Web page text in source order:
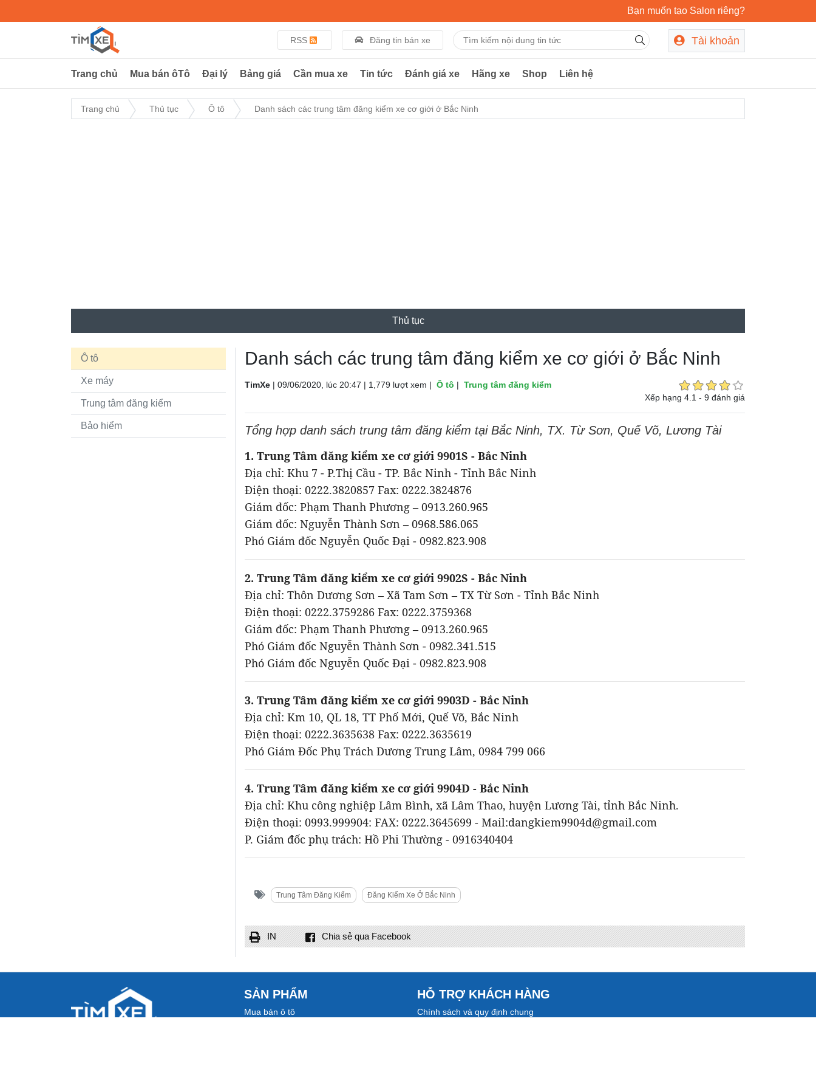
Bạn muốn tạo Salon riêng?
RSS Đăng tin bán xe Tài khoản
Trang chủ Mua bán ôTô Đại lý Bảng giá Cần mua xe Tin tức Đánh giá xe Hãng xe Shop Liên hệ
Trang chủ Thủ tục Ô tô Danh sách các trung tâm đăng kiểm xe cơ giới ở Bắc Ninh
Thủ tục
Ô tô
Xe máy
Trung tâm đăng kiểm
Bảo hiểm
Danh sách các trung tâm đăng kiểm xe cơ giới ở Bắc Ninh
TimXe | 09/06/2020, lúc 20:47 | 1,779 lượt xem | Ô tô | Trung tâm đăng kiểm
Xếp hạng 4.1 - 9 đánh giá
Tổng hợp danh sách trung tâm đăng kiểm tại Bắc Ninh, TX. Từ Sơn, Quế Võ, Lương Tài
1. Trung Tâm đăng kiểm xe cơ giới 9901S - Bắc Ninh
Địa chỉ: Khu 7 - P.Thị Cầu - TP. Bắc Ninh - Tỉnh Bắc Ninh
Điện thoại: 0222.3820857 Fax: 0222.3824876
Giám đốc: Phạm Thanh Phương – 0913.260.965
Giám đốc: Nguyễn Thành Sơn – 0968.586.065
Phó Giám đốc Nguyễn Quốc Đại - 0982.823.908
2. Trung Tâm đăng kiểm xe cơ giới 9902S - Bắc Ninh
Địa chỉ: Thôn Dương Sơn – Xã Tam Sơn – TX Từ Sơn - Tỉnh Bắc Ninh
Điện thoại: 0222.3759286 Fax: 0222.3759368
Giám đốc: Phạm Thanh Phương – 0913.260.965
Phó Giám đốc Nguyễn Thành Sơn - 0982.341.515
Phó Giám đốc Nguyễn Quốc Đại - 0982.823.908
3. Trung Tâm đăng kiểm xe cơ giới 9903D - Bắc Ninh
Địa chỉ: Km 10, QL 18, TT Phố Mới, Quế Võ, Bắc Ninh
Điện thoại: 0222.3635638 Fax: 0222.3635619
Phó Giám Đốc Phụ Trách Dương Trung Lâm, 0984 799 066
4. Trung Tâm đăng kiểm xe cơ giới 9904D - Bắc Ninh
Địa chỉ: Khu công nghiệp Lâm Bình, xã Lâm Thao, huyện Lương Tài, tỉnh Bắc Ninh.
Điện thoại: 0993.999904: FAX: 0222.3645699 - Mail:dangkiem9904d@gmail.com
P. Giám đốc phụ trách: Hồ Phi Thường - 0916340404
Trung Tâm Đăng Kiểm Đăng Kiểm Xe Ở Bắc Ninh
IN Chia sẻ qua Facebook
SẢN PHẨM
Mua bán ô tô
HỖ TRỢ KHÁCH HÀNG
Chính sách và quy định chung